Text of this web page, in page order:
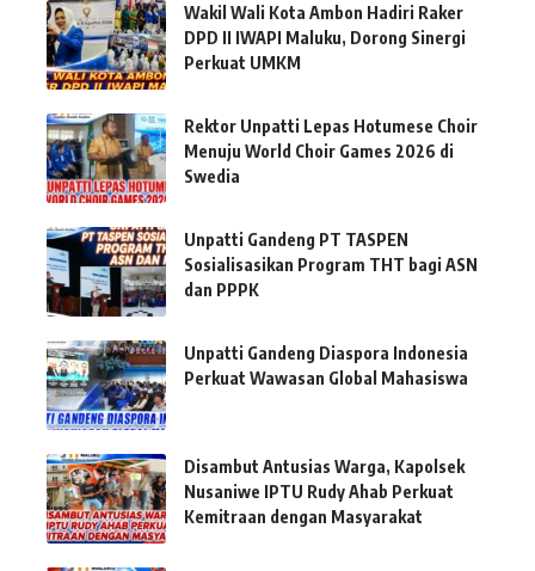
Wakil Wali Kota Ambon Hadiri Raker
DPD II IWAPI Maluku, Dorong Sinergi
Perkuat UMKM
Rektor Unpatti Lepas Hotumese Choir
Menuju World Choir Games 2026 di
Swedia
Unpatti Gandeng PT TASPEN
Sosialisasikan Program THT bagi ASN
dan PPPK
Unpatti Gandeng Diaspora Indonesia
Perkuat Wawasan Global Mahasiswa
Disambut Antusias Warga, Kapolsek
Nusaniwe IPTU Rudy Ahab Perkuat
Kemitraan dengan Masyarakat